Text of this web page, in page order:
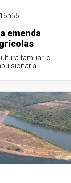
emenda
familiar, o
a